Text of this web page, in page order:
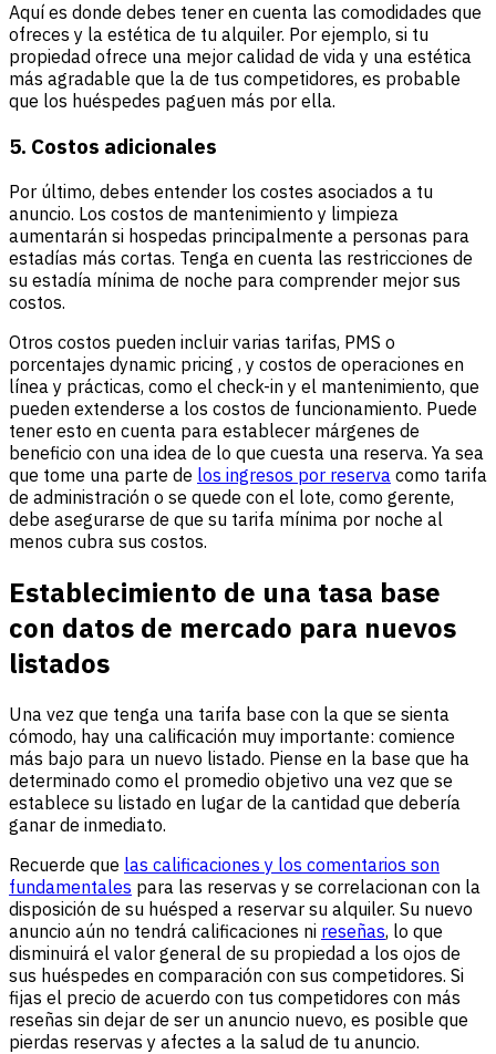
Aquí es donde debes tener en cuenta las comodidades que
ofreces y la estética de tu alquiler. Por ejemplo, si tu
propiedad ofrece una mejor calidad de vida y una estética
más agradable que la de tus competidores, es probable
que los huéspedes paguen más por ella.
5. Costos adicionales
Por último, debes entender los costes asociados a tu
anuncio. Los costos de mantenimiento y limpieza
aumentarán si hospedas principalmente a personas para
estadías más cortas. Tenga en cuenta las restricciones de
su estadía mínima de noche para comprender mejor sus
costos.
Otros costos pueden incluir varias tarifas, PMS o
porcentajes dynamic pricing , y costos de operaciones en
línea y prácticas, como el check-in y el mantenimiento, que
pueden extenderse a los costos de funcionamiento. Puede
tener esto en cuenta para establecer márgenes de
beneficio con una idea de lo que cuesta una reserva. Ya sea
que tome una parte de los ingresos por reserva como tarifa
de administración o se quede con el lote, como gerente,
debe asegurarse de que su tarifa mínima por noche al
menos cubra sus costos.
Establecimiento de una tasa base
con datos de mercado para nuevos
listados
Una vez que tenga una tarifa base con la que se sienta
cómodo, hay una calificación muy importante: comience
más bajo para un nuevo listado. Piense en la base que ha
determinado como el promedio objetivo una vez que se
establece su listado en lugar de la cantidad que debería
ganar de inmediato.
Recuerde que las calificaciones y los comentarios son
fundamentales para las reservas y se correlacionan con la
disposición de su huésped a reservar su alquiler. Su nuevo
anuncio aún no tendrá calificaciones ni reseñas, lo que
disminuirá el valor general de su propiedad a los ojos de
sus huéspedes en comparación con sus competidores. Si
fijas el precio de acuerdo con tus competidores con más
reseñas sin dejar de ser un anuncio nuevo, es posible que
pierdas reservas y afectes a la salud de tu anuncio.